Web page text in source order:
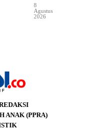
8
Agustus
2026
ANAK (PPRA)